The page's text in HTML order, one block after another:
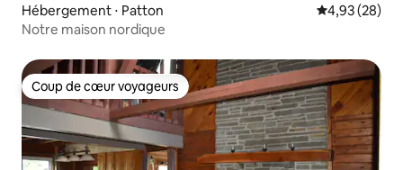
Hébergement ⋅ Patton Évaluation
4,93 (28)
Notre maison nordique
Coup de cœur voyageurs
Coup de cœur voyageurs